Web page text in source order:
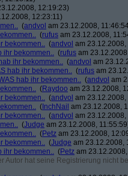
12:19:23)
12:23:11)
(andvol am 23.12.2008,
(rufus am 23.12.2008,
bekommen.. (andvol am
ihr bekommen.. (rufus am
ihr bekommen.. (andvol am
hab ihr bekommen.. (rufus am
hab ihr bekommen.. (andvol am
(Raydoo am 23.12.2008,
bekommen.. (andvol am
( InchNail am 23.12.2008,
bekommen.. (andvol am
(Judge am 23.12.2008,
(Petz am 23.12.2008,
bekommen.. (Judge am 23.12.2008,
ihr bekommen.. (Petz am
Autor hat seine Registrierung nicht